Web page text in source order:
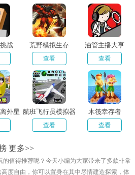
戏玩法很自由很随意，玩家可以在其中尽情享
战 荒野模拟生存
查看
油管主播大亨
查看
外星 航班飞行员模拟器
3D
查看
木筏幸存者
查看
更多>>
的值得推荐呢？今天小编为大家带来了多款非常
度自由，你可以置身在其中尽情建造探索，体